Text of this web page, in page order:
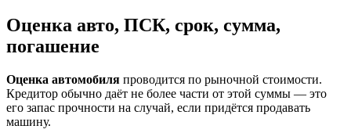
Оценка авто, ПСК, срок, сумма,
погашение
Оценка автомобиля проводится по рыночной стоимости.
Кредитор обычно даёт не более части от этой суммы — это
его запас прочности на случай, если придётся продавать
машину.